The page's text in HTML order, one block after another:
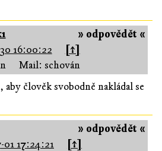
» odpovědět «
16:00:22
[↑]
Mail: schován
člověk svobodně nakládal se
» odpovědět «
01 17:24:21
[↑]